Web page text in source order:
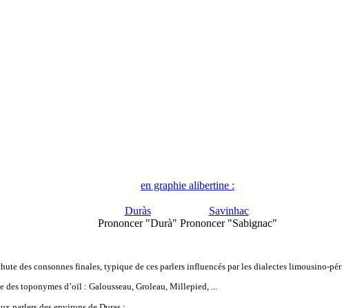
en graphie alibertine :
Duràs
Prononcer "Durà"
Savinhac
Prononcer "Sabignac"
des consonnes finales, typique de ces parlers influencés par les dialectes limousino-
toponymes d’oïl : Galousseau, Groleau, Millepied, ...